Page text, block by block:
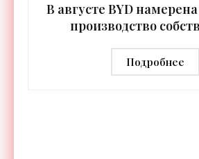
В августе BYD
производство
«Роботы»
Подробнее